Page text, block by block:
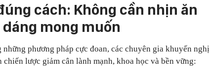
cách: Không cần nhịn ăn
dáng mong muốn
những phương pháp cực đoan, các chuyên gia khuyến nghị
chiến lược giảm cân lành mạnh, khoa học và bền vững: